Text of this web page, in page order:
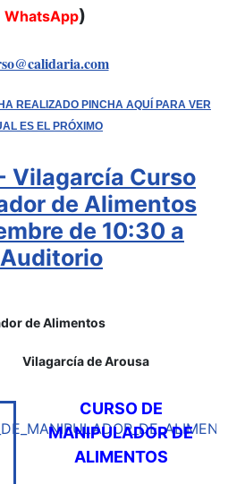
WhatsApp)
REALIZADO PINCHA AQUÍ PARA VER
ES EL PRÓXIMO
Vilagarcía Curso
de Alimentos
de 10:30 a
de Alimentos
Vilagarcía de Arousa
CURSO DE
MANIPULADOR DE
ALIMENTOS